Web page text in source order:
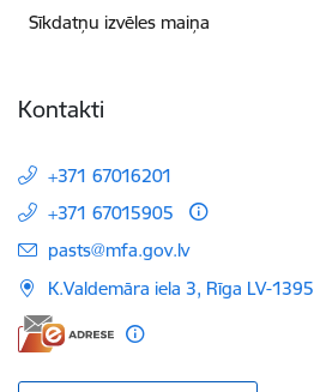
Sīkdatņu izvēles maiņa
Kontakti
+371 67016201
+371 67015905
E-pasts:
pasts@mfa.gov.lv
K.Valdemāra iela 3, Rīga LV-1395